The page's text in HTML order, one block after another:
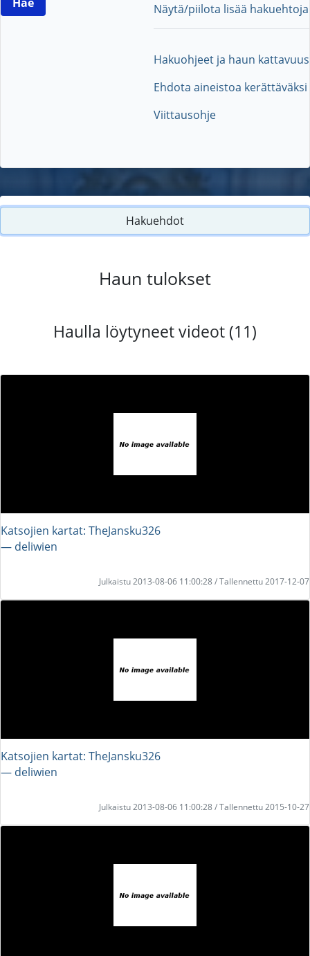
Näytä/piilota lisää hakuehtoja
Hakuohjeet ja haun kattavuus
Ehdota aineistoa kerättäväksi
Viittausohje
Hakuehdot
Haun tulokset
Haulla löytyneet videot (11)
Katsojien kartat: TheJansku326
― deliwien
Julkaistu 2013-08-06 11:00:28 / Tallennettu 2017-12-07
Katsojien kartat: TheJansku326
― deliwien
Julkaistu 2013-08-06 11:00:28 / Tallennettu 2015-10-27